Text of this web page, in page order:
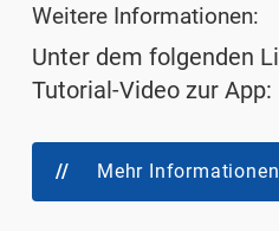
Weitere Informationen:
Unter dem folgenden
Tutorial-Video zur App:
Mehr Informationen